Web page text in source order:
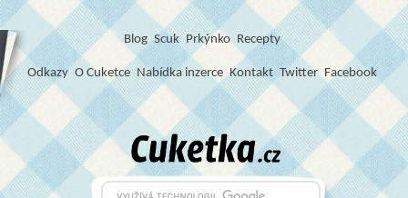
Blog Scuk Prkýnko Recepty
Odkazy O Cuketce Nabídka inzerce Kontakt Twitter Facebook